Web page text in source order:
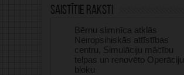
Saistītie raksti
Bērnu slimnīca atklās
Neiropsihiskās attīstības
centru, Simulāciju mācību
telpas un renovēto Operāciju
bloku